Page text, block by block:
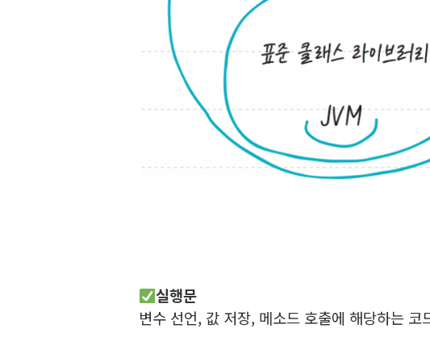
실행문
변수 선언, 값 저장, 메소드 호출에 해당하는 코